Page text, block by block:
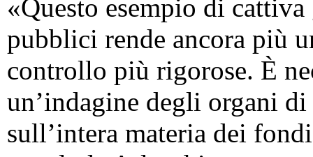
«Questo esempio di
pubblici rende ancora più
controllo più rigorose. È
un’indagine degli organi
sull’intera materia dei